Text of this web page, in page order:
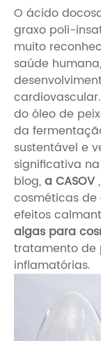
O ácido
graxo poli-
muito
saúde
do óleo de
da
sustentável e
significativa
blog,a CASOV
cosméticas
efeitos
algas para
tratamento de
inflamatórias.